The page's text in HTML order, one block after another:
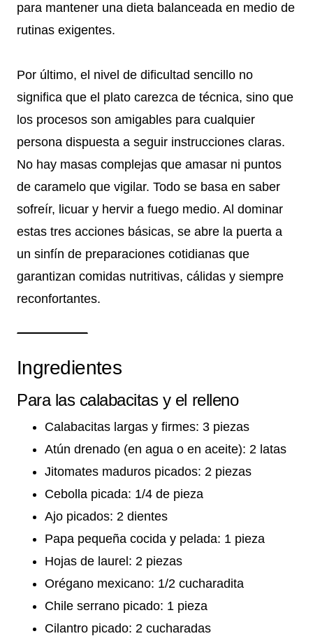
para mantener una dieta balanceada en medio de
rutinas exigentes.
Por último, el nivel de dificultad sencillo no
significa que el plato carezca de técnica, sino que
los procesos son amigables para cualquier
persona dispuesta a seguir instrucciones claras.
No hay masas complejas que amasar ni puntos
de caramelo que vigilar. Todo se basa en saber
sofreír, licuar y hervir a fuego medio. Al dominar
estas tres acciones básicas, se abre la puerta a
un sinfín de preparaciones cotidianas que
garantizan comidas nutritivas, cálidas y siempre
reconfortantes.
Ingredientes
Para las calabacitas y el relleno
Calabacitas largas y firmes: 3 piezas
Atún drenado (en agua o en aceite): 2 latas
Jitomates maduros picados: 2 piezas
Cebolla picada: 1/4 de pieza
Ajo picados: 2 dientes
Papa pequeña cocida y pelada: 1 pieza
Hojas de laurel: 2 piezas
Orégano mexicano: 1/2 cucharadita
Chile serrano picado: 1 pieza
Cilantro picado: 2 cucharadas